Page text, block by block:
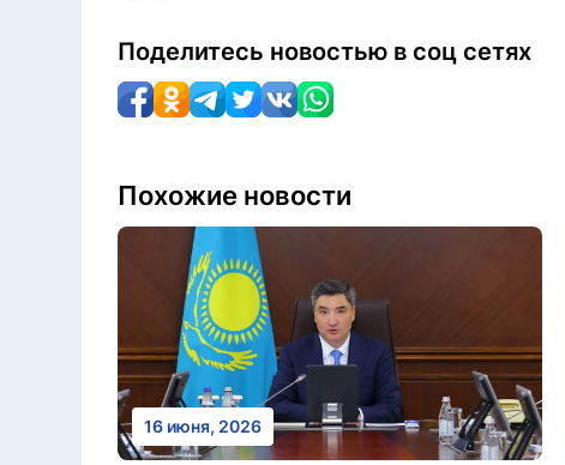
Поделитесь новостью в соц сетях
Похожие новости
16 июня, 2026